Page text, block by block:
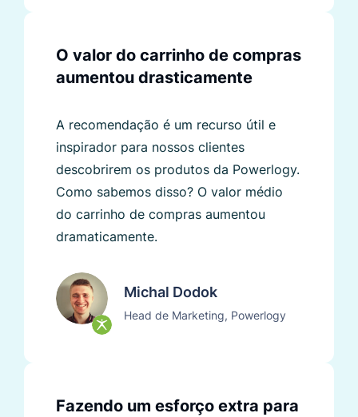
O valor do carrinho de compras
aumentou drasticamente
A recomendação é um recurso útil e
inspirador para nossos clientes
descobrirem os produtos da Powerlogy.
Como sabemos disso? O valor médio
do carrinho de compras aumentou
dramaticamente.
Michal Dodok
Head de Marketing, Powerlogy
Fazendo um esforço extra para